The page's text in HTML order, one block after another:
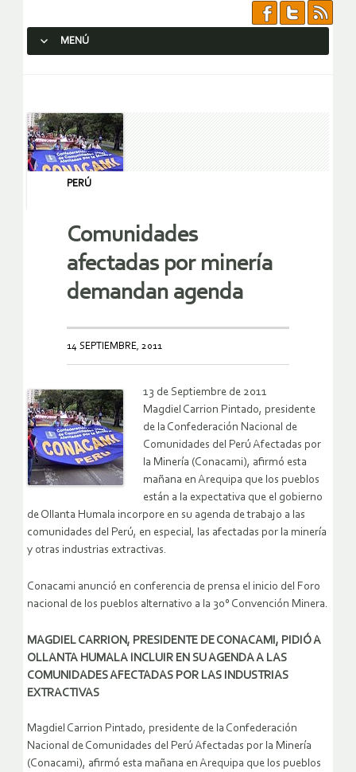
MENÚ
PERÚ
Comunidades
afectadas por minería
demandan agenda
14 SEPTIEMBRE, 2011
13 de Septiembre de 2011
Magdiel Carrion Pintado, presidente
de la Confederación Nacional de
Comunidades del Perú Afectadas por
la Minería (Conacami), afirmó esta
mañana en Arequipa que los pueblos
están a la expectativa que el gobierno
de Ollanta Humala incorpore en su agenda de trabajo a las
comunidades del Perú, en especial, las afectadas por la minería
y otras industrias extractivas.
Conacami anunció en conferencia de prensa el inicio del Foro
nacional de los pueblos alternativo a la 30° Convención Minera.
MAGDIEL CARRION, PRESIDENTE DE CONACAMI, PIDIÓ A
OLLANTA HUMALA INCLUIR EN SU AGENDA A LAS
COMUNIDADES AFECTADAS POR LAS INDUSTRIAS
EXTRACTIVAS
Magdiel Carrion Pintado, presidente de la Confederación
Nacional de Comunidades del Perú Afectadas por la Minería
(Conacami), afirmó esta mañana en Arequipa que los pueblos